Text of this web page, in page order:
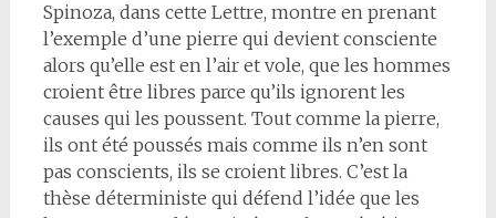
Spinoza, dans cette Lettre, montre en prenant
l’exemple d’une pierre qui devient consciente
alors qu’elle est en l’air et vole, que les hommes
croient être libres parce qu’ils ignorent les
causes qui les poussent. Tout comme la pierre,
ils ont été poussés mais comme ils n’en sont
pas conscients, ils se croient libres. C’est la
thèse déterministe qui défend l’idée que les